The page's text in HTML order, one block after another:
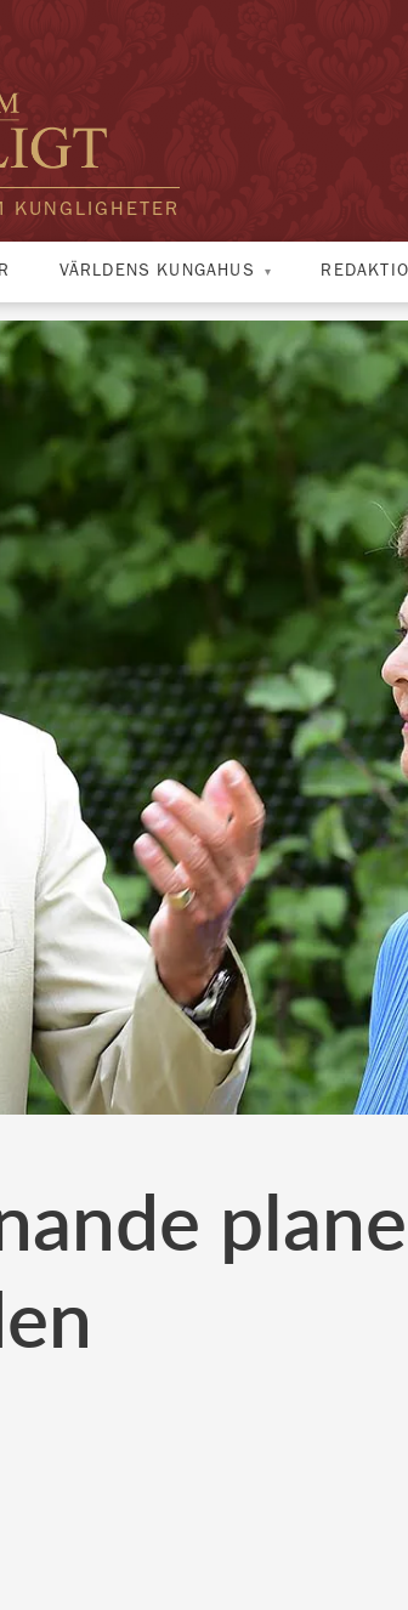
KUNGLIGHETER
VÄRLDENS KUNGAHUS